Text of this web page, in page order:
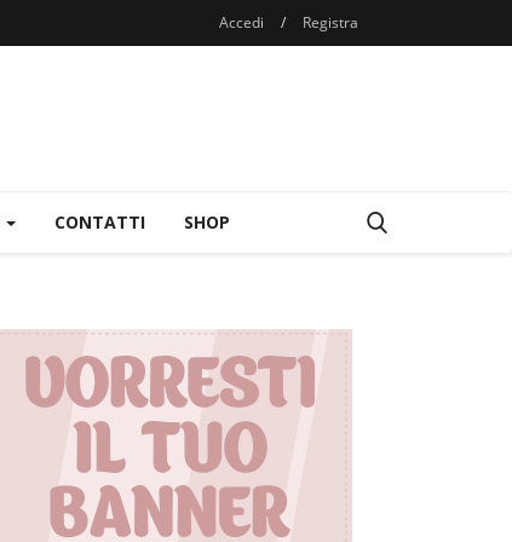
Accedi / Registra
CONTATTI SHOP